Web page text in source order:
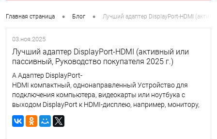
Главная страница • Блог • Лучший адаптер DisplayPort-HDMI
03.ноя.2025
Лучший адаптер DisplayPort-HDMI (активный или
пассивный, Руководство покупателя 2025 г.)
А Адаптер DisplayPort-
HDMI компактный, однонаправленный Устройство для
подключения компьютера, видеокарты или ноутбука с
выходом DisplayPort к HDMI-дисплею, например, монитору,
телевизору или проектору. Благодаря активному чипсету-
преобразователю оно обеспечивает надежную